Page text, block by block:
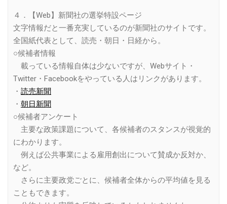
４．【Web】新聞社の選挙特設ページ
文字情報だと一番充実しているのが新聞社のサイトです。
全国紙代表として、読売・朝日・日経から。
○候補者情報
載っている情報自体は少ないですが、Webサイト・
Twitter・Facebookをやっている人はリンクがあります。
・ 読売新聞
・ 朝日新聞
○候補者アンケート
主要な政策課題について、各候補者のスタンスが視覚的
にわかります。
例えば公共事業による雇用創出について賛成か反対か、
など。
さらに主要政党ごとに、候補者全体からの平均値を見る
こともできます。